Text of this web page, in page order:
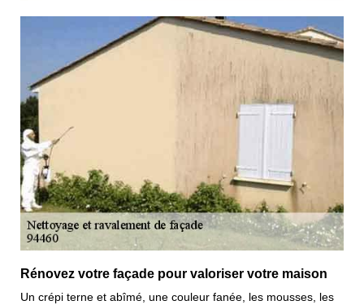
Rénovez votre façade pour valoriser votre maison
Un crépi terne et abîmé, une couleur fanée, les mousses, les